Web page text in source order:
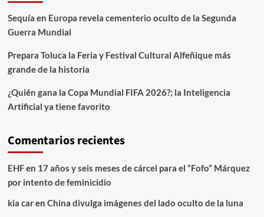
Sequía en Europa revela cementerio oculto de la Segunda
Guerra Mundial
Prepara Toluca la Feria y Festival Cultural Alfeñique más
grande de la historia
¿Quién gana la Copa Mundial FIFA 2026?; la Inteligencia
Artificial ya tiene favorito
Comentarios recientes
EHFen 17 años y seis meses de cárcel para el “Fofo” Márquez
por intento de feminicidio
kia caren China divulga imágenes del lado oculto de la luna